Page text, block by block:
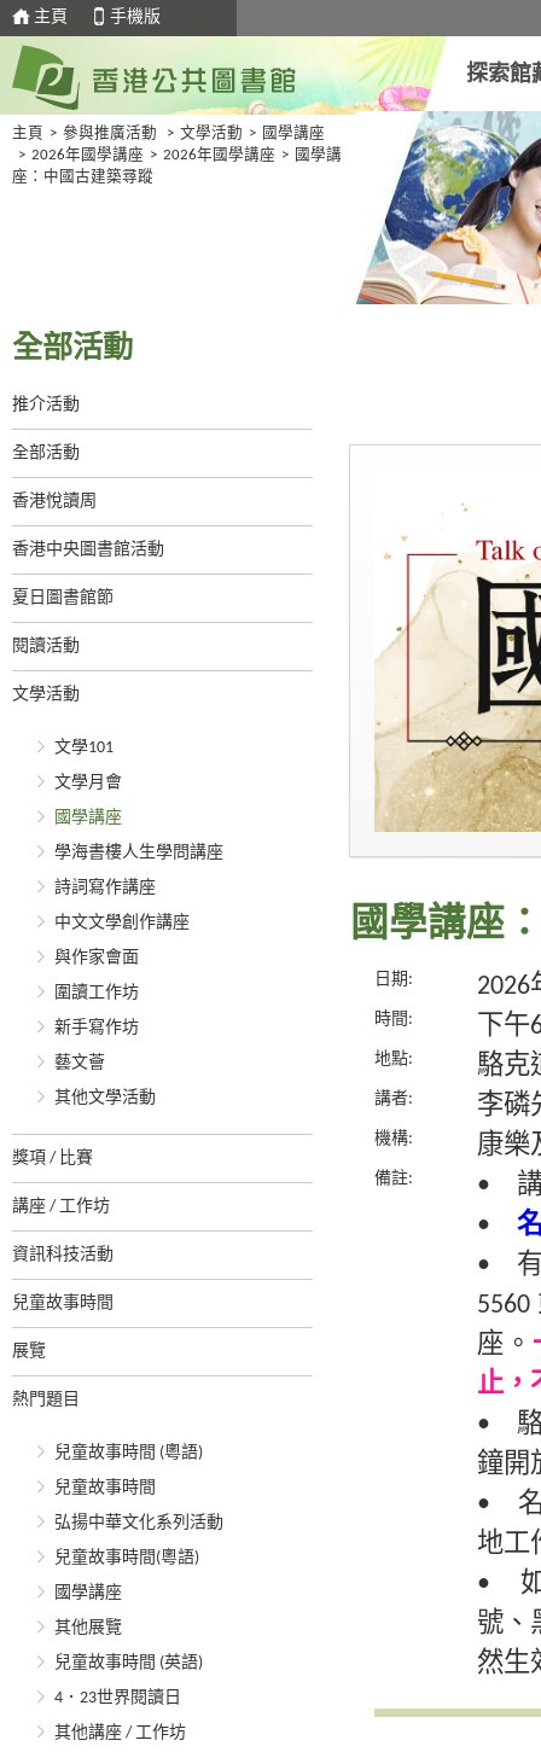
主頁 手機版
探索館
主頁 > 參與推廣活動 > 文學活動 > 國學講座
> 2026年國學講座 > 2026年國學講座 > 國學講
座：中國古建築尋蹤
全部活動
推介活動
全部活動
香港悅讀周
香港中央圖書館活動
夏日圖書館節
閱讀活動
文學活動
文學101
文學月會
國學講座
學海書樓人生學問講座
詩詞寫作講座
中文文學創作講座
與作家會面
圍讀工作坊
新手寫作坊
藝文薈
其他文學活動
獎項 / 比賽
講座 / 工作坊
資訊科技活動
兒童故事時間
展覽
熱門題目
兒童故事時間 (粵語)
兒童故事時間
弘揚中華文化系列活動
兒童故事時間(粵語)
國學講座
其他展覽
兒童故事時間 (英語)
4．23世界閱讀日
其他講座 / 工作坊
國學講座
日期: 2026
時間: 下
地點: 駱克
講者: 李磷
機構: 康樂
備註:
• 講
•
• 有
座。
止，
• 駱
鐘開
• 名
地工
• 如
號、
然生